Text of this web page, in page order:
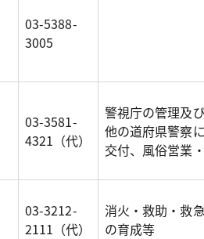
03-5388-
3005
03-3581-
4321（代）
警視庁の管理及
他の道府県警察
交付、風俗営業
03-3212-
2111（代）
消火・救助・救
の育成等